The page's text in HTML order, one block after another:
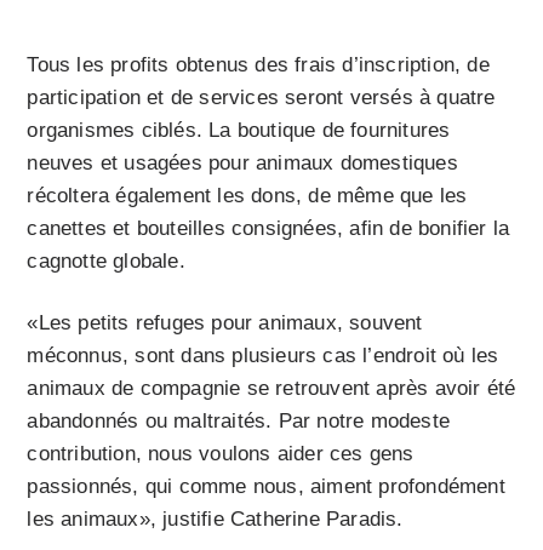
Tous les profits obtenus des frais d’inscription, de
participation et de services seront versés à quatre
organismes ciblés. La boutique de fournitures
neuves et usagées pour animaux domestiques
récoltera également les dons, de même que les
canettes et bouteilles consignées, afin de bonifier la
cagnotte globale.
«Les petits refuges pour animaux, souvent
méconnus, sont dans plusieurs cas l’endroit où les
animaux de compagnie se retrouvent après avoir été
abandonnés ou maltraités. Par notre modeste
contribution, nous voulons aider ces gens
passionnés, qui comme nous, aiment profondément
les animaux», justifie Catherine Paradis.